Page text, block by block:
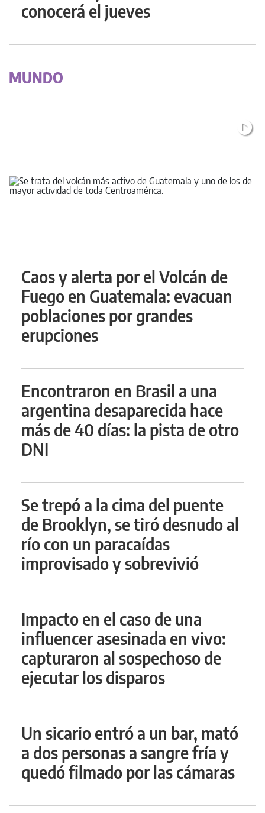
conocerá el jueves
MUNDO
Caos y alerta por el Volcán de
Fuego en Guatemala: evacuan
poblaciones por grandes
erupciones
Encontraron en Brasil a una
argentina desaparecida hace
más de 40 días: la pista de otro
DNI
Se trepó a la cima del puente
de Brooklyn, se tiró desnudo al
río con un paracaídas
improvisado y sobrevivió
Impacto en el caso de una
influencer asesinada en vivo:
capturaron al sospechoso de
ejecutar los disparos
Un sicario entró a un bar, mató
a dos personas a sangre fría y
quedó filmado por las cámaras